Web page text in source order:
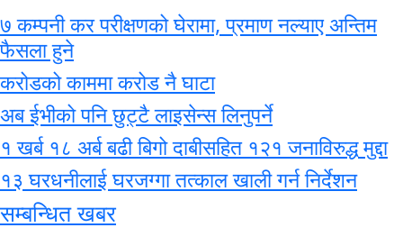
७ कम्पनी कर परीक्षणको घेरामा, प्रमाण नल्याए अन्तिम
फैसला हुने
करोडको काममा करोड नै घाटा
अब ईभीको पनि छुट्टै लाइसेन्स लिनुपर्ने
१ खर्ब १८ अर्ब बढी बिगो दाबीसहित १२१ जनाविरुद्ध मुद्दा
१३ घरधनीलाई घरजग्गा तत्काल खाली गर्न निर्देशन
सम्बन्धित खबर